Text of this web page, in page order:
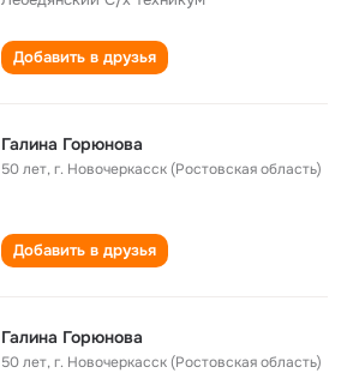
Добавить в друзья
Галина Горюнова
50 лет,г. Новочеркасск (Ростовская область)
Добавить в друзья
Галина Горюнова
50 лет,г. Новочеркасск (Ростовская область)